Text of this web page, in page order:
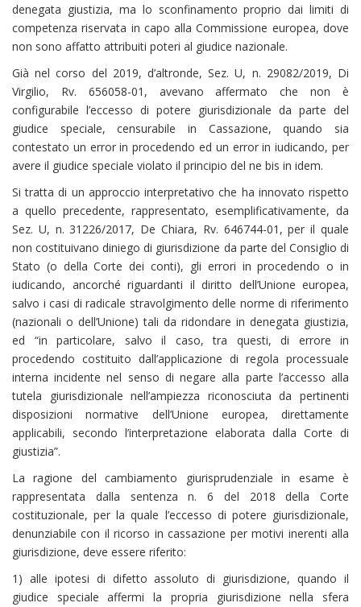
denegata giustizia, ma lo sconfinamento proprio dai limiti di
competenza riservata in capo alla Commissione europea, dove
non sono affatto attribuiti poteri al giudice nazionale.
Già nel corso del 2019, d’altronde, Sez. U, n. 29082/2019, Di
Virgilio, Rv. 656058-01, avevano affermato che non è
configurabile l’eccesso di potere giurisdizionale da parte del
giudice speciale, censurabile in Cassazione, quando sia
contestato un error in procedendo ed un error in iudicando, per
avere il giudice speciale violato il principio del ne bis in idem.
Si tratta di un approccio interpretativo che ha innovato rispetto
a quello precedente, rappresentato, esemplificativamente, da
Sez. U, n. 31226/2017, De Chiara, Rv. 646744-01, per il quale
non costituivano diniego di giurisdizione da parte del Consiglio di
Stato (o della Corte dei conti), gli errori in procedendo o in
iudicando, ancorché riguardanti il diritto dell’Unione europea,
salvo i casi di radicale stravolgimento delle norme di riferimento
(nazionali o dell’Unione) tali da ridondare in denegata giustizia,
ed “in particolare, salvo il caso, tra questi, di errore in
procedendo costituito dall’applicazione di regola processuale
interna incidente nel senso di negare alla parte l’accesso alla
tutela giurisdizionale nell’ampiezza riconosciuta da pertinenti
disposizioni normative dell’Unione europea, direttamente
applicabili, secondo l’interpretazione elaborata dalla Corte di
giustizia”.
La ragione del cambiamento giurisprudenziale in esame è
rappresentata dalla sentenza n. 6 del 2018 della Corte
costituzionale, per la quale l’eccesso di potere giurisdizionale,
denunziabile con il ricorso in cassazione per motivi inerenti alla
giurisdizione, deve essere riferito:
1) alle ipotesi di difetto assoluto di giurisdizione, quando il
giudice speciale affermi la propria giurisdizione nella sfera